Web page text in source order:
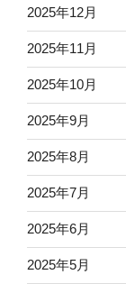
2025年12月
2025年11月
2025年10月
2025年9月
2025年8月
2025年7月
2025年6月
2025年5月